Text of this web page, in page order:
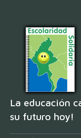
La educación
su futuro hoy!